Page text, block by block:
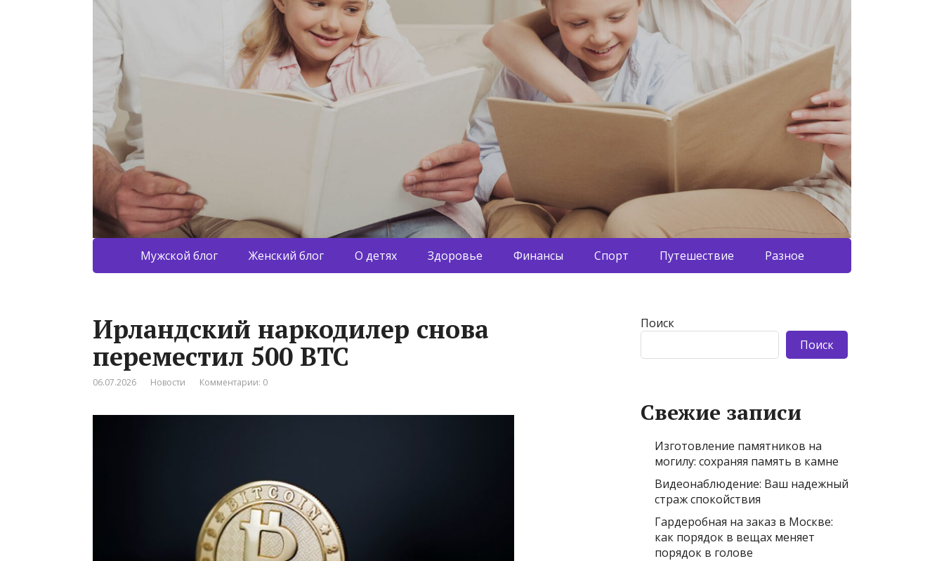
Мужской блог Женский блог О детях Здоровье Финансы Спорт Путешествие Разное
Ирландский наркодилер снова
переместил 500 BTC
06.07.2026 Новости Комментарии: 0
Поиск
Поиск
Свежие записи
Изготовление памятников на
могилу: сохраняя память в камне
Видеонаблюдение: Ваш надежный
страж спокойствия
Гардеробная на заказ в Москве:
как порядок в вещах меняет
порядок в голове